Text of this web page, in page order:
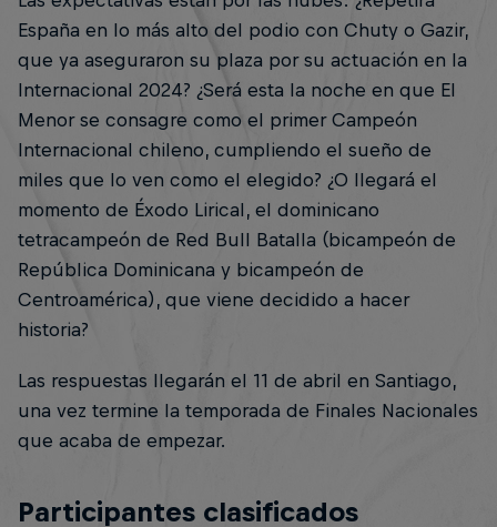
España en lo más alto del podio con Chuty o Gazir,
que ya aseguraron su plaza por su actuación en la
Internacional 2024? ¿Será esta la noche en que El
Menor se consagre como el primer Campeón
Internacional chileno, cumpliendo el sueño de
miles que lo ven como el elegido? ¿O llegará el
momento de Éxodo Lirical, el dominicano
tetracampeón de Red Bull Batalla (bicampeón de
República Dominicana y bicampeón de
Centroamérica), que viene decidido a hacer
historia?
Las respuestas llegarán el 11 de abril en Santiago,
una vez termine la temporada de Finales Nacionales
que acaba de empezar.
Participantes clasificados